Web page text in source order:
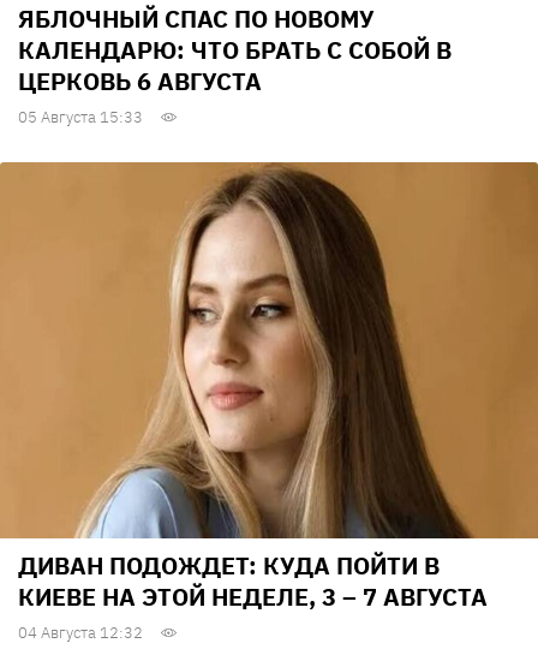
ЯБЛОЧНЫЙ СПАС ПО НОВОМУ
КАЛЕНДАРЮ: ЧТО БРАТЬ С СОБОЙ В
ЦЕРКОВЬ 6 АВГУСТА
05 Августа 15:33
ДИВАН ПОДОЖДЕТ: КУДА ПОЙТИ В
КИЕВЕ НА ЭТОЙ НЕДЕЛЕ, 3 – 7 АВГУСТА
04 Августа 12:32